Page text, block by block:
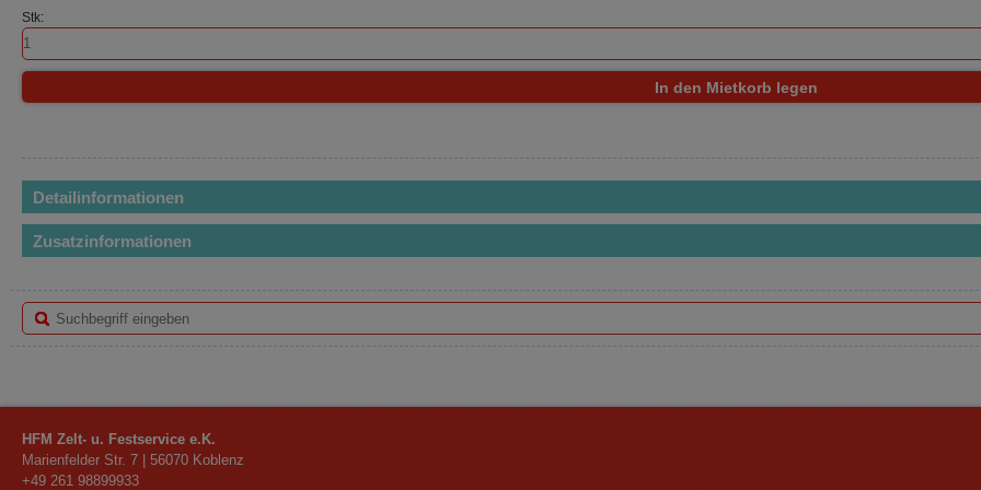
Stk:
In den Mietkorb legen
Detailinformationen
Zusatzinformationen
HFM Zelt- u. Festservice e.K.
Marienfelder Str. 7 | 56070 Koblenz
+49 261 98899933